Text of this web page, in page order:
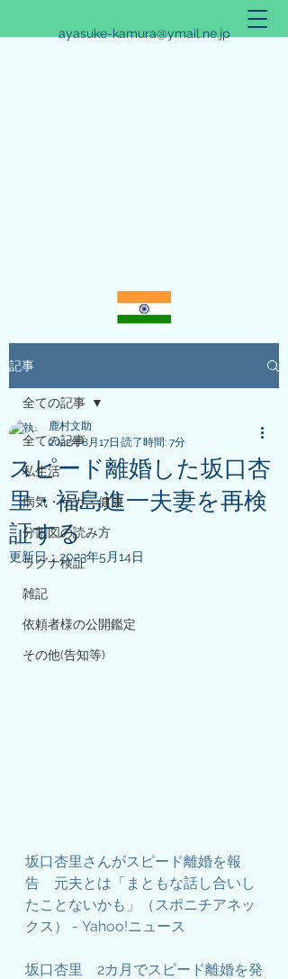
ayasuke-kamura@ymail.ne.jp
アリシュタ・バンガ~JYOTISHのススメ~
記事
全ての記事
私生活
病気・ケガ・健康
分割図の読み方
ラグナ検証
雑記
依頼者様の公開鑑定
その他(告知等)
全ての記事
スピード離婚した坂口杏
里・福島進一夫妻を再検
証する
鹿村文助
2022年8月17日 読了時間: 7分
更新日： 2023年5月14日
坂口杏里さんがスピード離婚を報
告　元夫とは「まともな話し合いし
たことないかも」（スポニチアネッ
クス） - Yahoo!ニュース
坂口杏里　2カ月でスピード離婚を発